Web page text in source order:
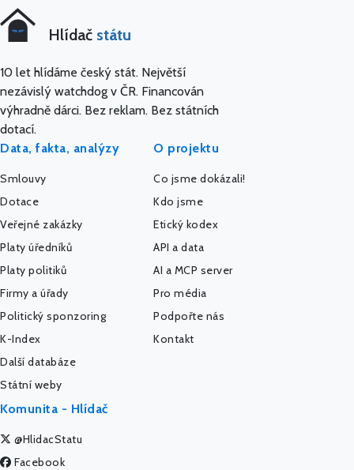
Hlídač státu
10 let hlídáme český stát. Největší
nezávislý watchdog v ČR. Financován
výhradně dárci. Bez reklam. Bez státních
dotací.
Data, fakta, analýzy
Smlouvy
Dotace
Veřejné zakázky
Platy úředníků
Platy politiků
Firmy a úřady
Politický sponzoring
K-Index
Další databáze
Státní weby
O projektu
Co jsme dokázali!
Kdo jsme
Etický kodex
API a data
AI a MCP server
Pro média
Podpořte nás
Kontakt
Komunita - Hlídač
@HlidacStatu
Facebook